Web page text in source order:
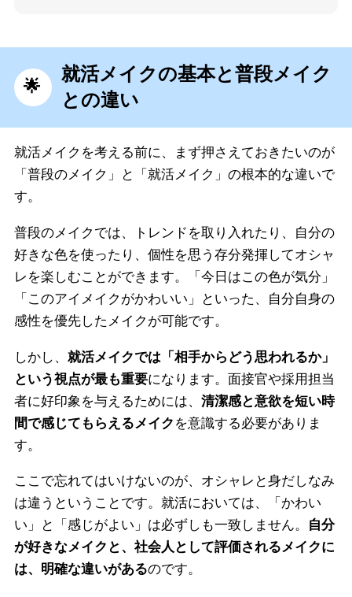
就活メイクの基本と普段メイク
との違い
就活メイクを考える前に、まず押さえておきたいのが
「普段のメイク」と「就活メイク」の根本的な違いで
す。
普段のメイクでは、トレンドを取り入れたり、自分の
好きな色を使ったり、個性を思う存分発揮してオシャ
レを楽しむことができます。「今日はこの色が気分」
「このアイメイクがかわいい」といった、自分自身の
感性を優先したメイクが可能です。
しかし、 就活メイクでは「相手からどう思われるか」
という視点が最も重要になります。面接官や採用担当
者に好印象を与えるためには、 清潔感と意欲を短い時
間で感じてもらえるメイク を意識する必要がありま
す。
ここで忘れてはいけないのが、オシャレと身だしなみ
は違うということです。就活においては、「かわい
い」と「感じがよい」は必ずしも一致しません。
自分
が好きなメイクと、社会人として評価されるメイクに
は、明確な違いがあるのです。